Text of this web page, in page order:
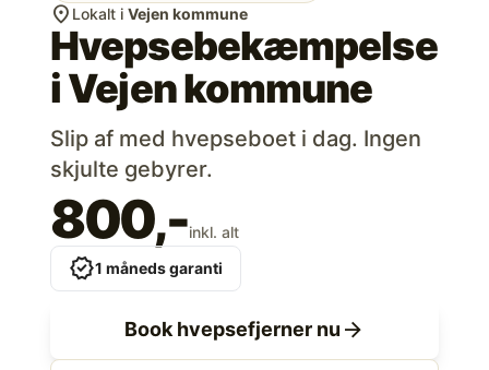
location_on Lokalt i Vejen kommune
Hvepsebekæmpelse
iVejen kommune
Slip af med hvepseboet i dag. Ingen
skjulte gebyrer.
800,-inkl. alt
verified1 måneds garanti
Book hvepsefjerner nu arrow_forward